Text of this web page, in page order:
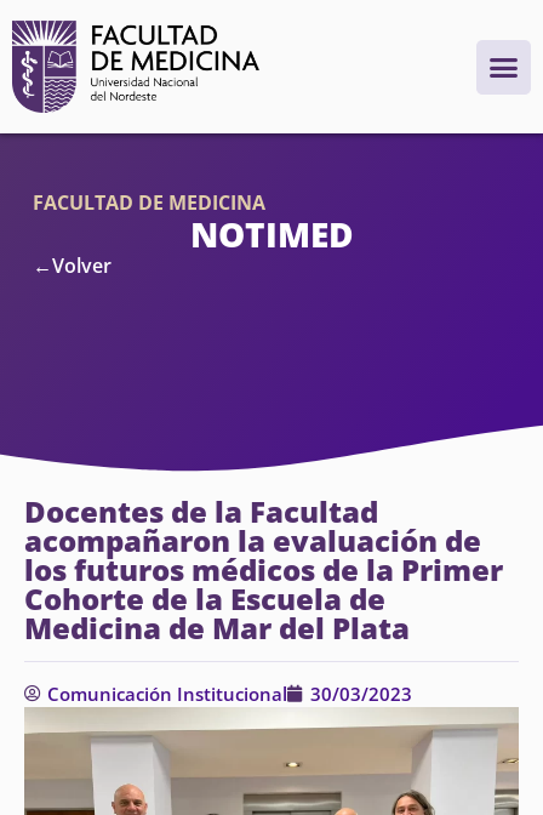
FACULTAD DE MEDICINA
NOTIMED
←Volver
Docentes de la Facultad
acompañaron la evaluación de
los futuros médicos de la Primer
Cohorte de la Escuela de
Medicina de Mar del Plata
Comunicación Institucional 30/03/2023